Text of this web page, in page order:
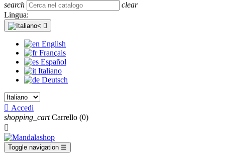
search
clear
Lingua:

English
Français
Español
Italiano
Deutsch
 Accedi
shopping_cart Carrello (0)

Toggle navigation ☰